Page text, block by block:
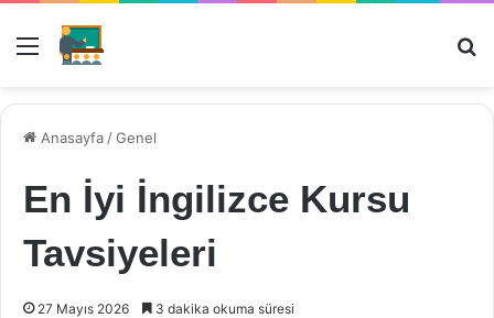
Menü
Anasayfa /Genel
En İyi İngilizce Kursu
Tavsiyeleri
27 Mayıs 2026 3 dakika okuma süresi